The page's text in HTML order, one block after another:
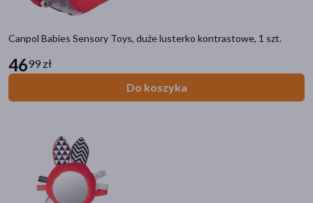
Canpol Babies Sensory Toys, duże lusterko kontrastowe, 1 szt.
4699 zł
Do koszyka